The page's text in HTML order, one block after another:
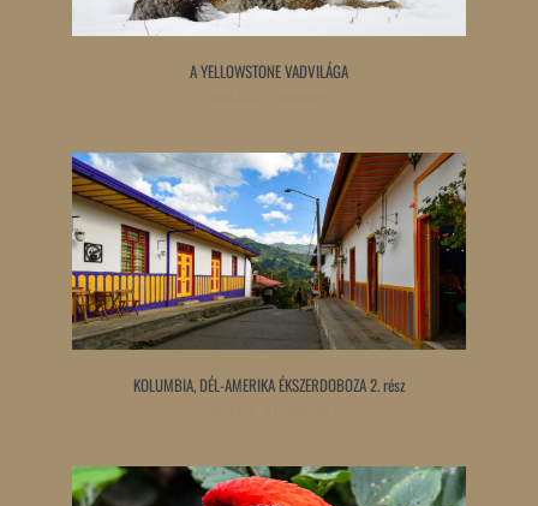
A YELLOWSTONE VADVILÁGA
KOLUMBIA, DÉL-AMERIKA ÉKSZERDOBOZA 2. rész